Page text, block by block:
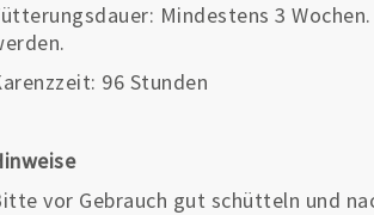
Mindestens 3
96 Stunden
vor Gebrauch gut schütteln und